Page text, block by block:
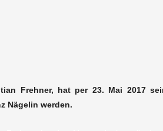
Frehner, hat per 23. Mai 2017
Nägelin werden.